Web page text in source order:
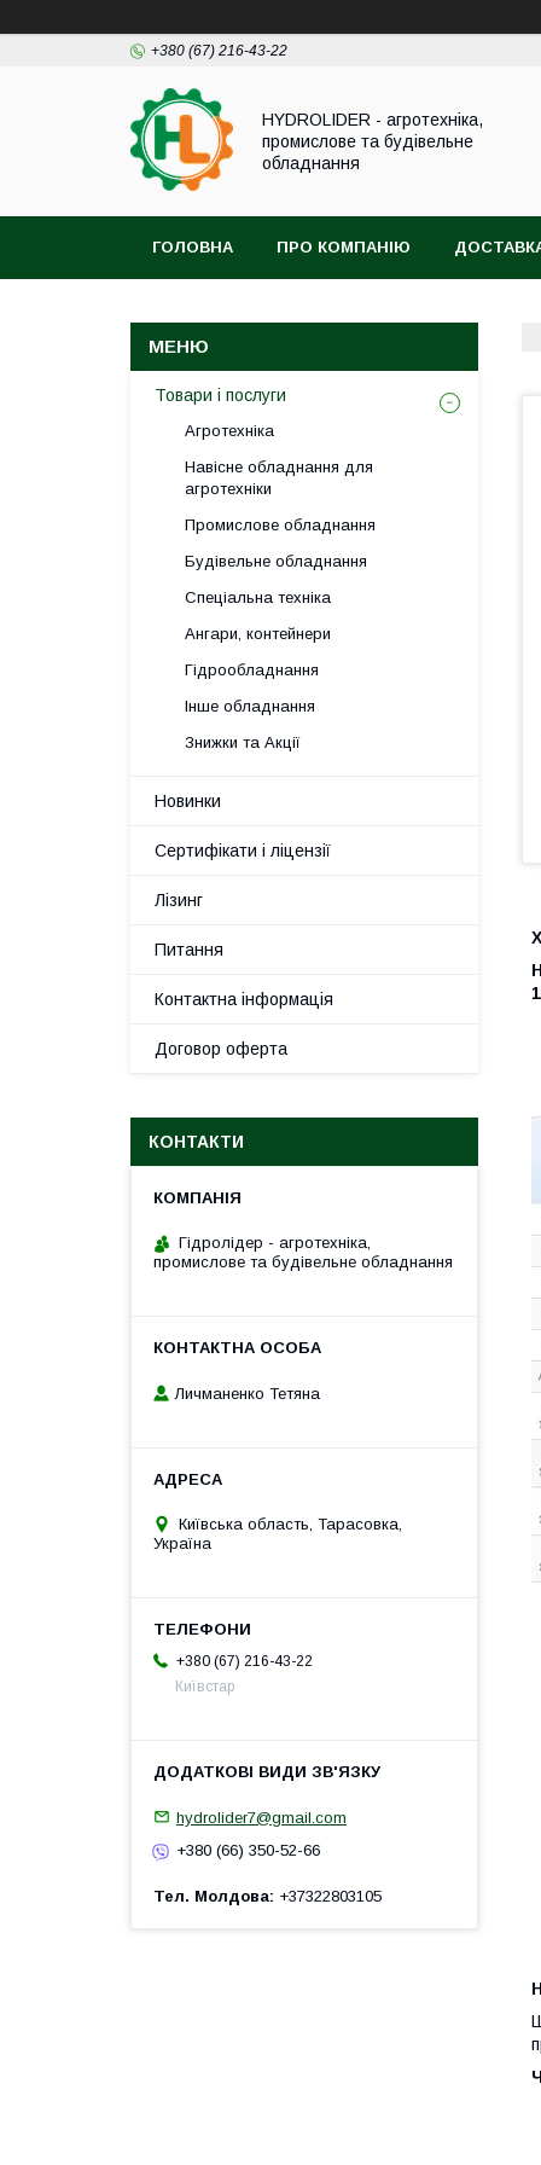
+380 (67) 216-43-22
HYDROLIDER - агротехніка,
промислове та будівельне
обладнання
ГОЛОВНА ПРО КОМПАНІЮ
Товари і послуги
Агротехніка
Навісне обладнання для
агротехніки
Промислове обладнання
Будівельне обладнання
Спеціальна техніка
Ангари, контейнери
Гідрообладнання
Інше обладнання
Знижки та Акції
Новинки
Сертифікати і ліцензії
Лізинг
Питання
Контактна інформація
Договор оферта
КОНТАКТИ
Гідролідер - агротехніка,
промислове та будівельне обладнання
Личманенко Тетяна
Київська область, Тарасовка,
Україна
+380 (67) 216-43-22
Київстар
hydrolider7@gmail.com
+380 (66) 350-52-66
Тел. Молдова +37322803105